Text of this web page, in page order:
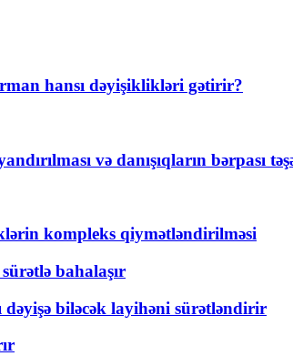
hansı dəyişiklikləri gətirir?
və danışıqların bərpası
kompleks qiymətləndirilməsi
bahalaşır
biləcək layihəni sürətləndirir